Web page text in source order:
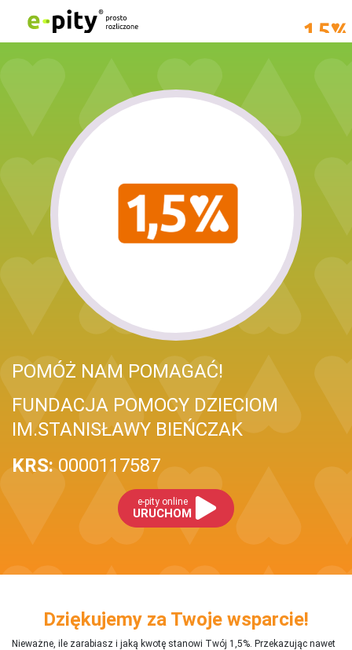
POMÓŻ NAM POMAGAĆ!
FUNDACJA POMOCY DZIECIOM
IM.STANISŁAWY BIEŃCZAK
KRS: 0000117587
e-pity online
URUCHOM
Dziękujemy za Twoje wsparcie!
Nieważne, ile zarabiasz i jaką kwotę stanowi Twój 1,5%. Przekazując nawet